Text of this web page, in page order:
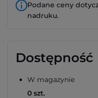
Podane ceny
nadruku.
Dostępność
W magazynie
0 szt.